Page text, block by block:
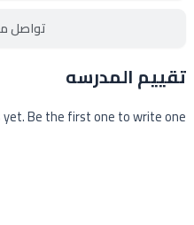
تواصل
تقييم المدرسه
Be the first one to write one.